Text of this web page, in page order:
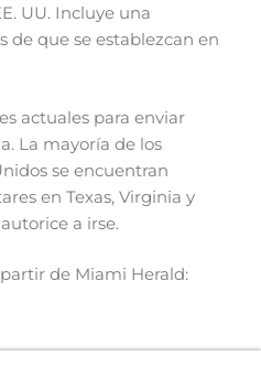
UU. Incluye una
de que se establezcan en
actuales para enviar
La mayoría de los
se encuentran
en Texas, Virginia y
a irse.
de Miami Herald: